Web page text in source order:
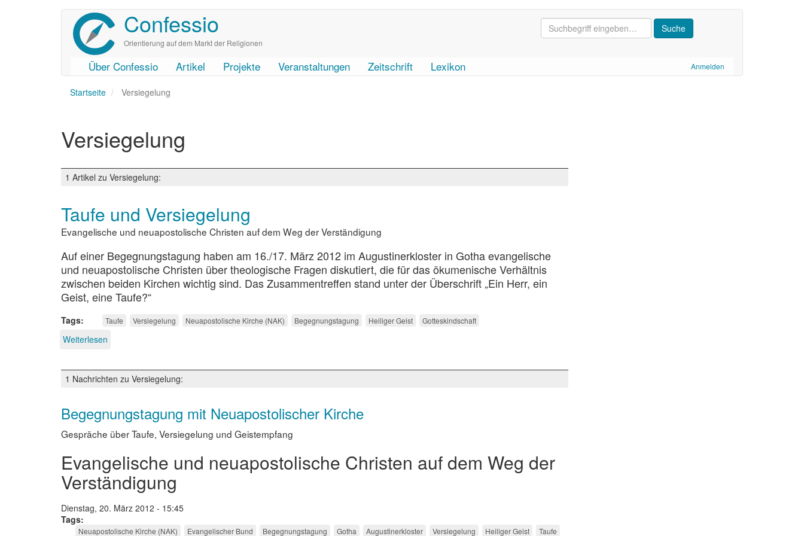
Confessio
Orientierung auf dem Markt der Religionen
User
account
Anmelden
Main
navigation
Über Confessio Artikel Projekte Veranstaltungen Zeitschrift Lexikon
Startseite Versiegelung
Versiegelung
1 Artikel zu Versiegelung:
Taufe und Versiegelung
Evangelische und neuapostolische Christen auf dem Weg der Verständigung
Auf einer Begegnungstagung haben am 16./17. März 2012 im Augustinerkloster in Gotha evangelische
und neuapostolische Christen über theologische Fragen diskutiert, die für das ökumenische Verhältnis
zwischen beiden Kirchen wichtig sind. Das Zusammentreffen stand unter der Überschrift „Ein Herr, ein
Geist, eine Taufe?“
Tags Taufe Versiegelung Neuapostolische Kirche (NAK) Begegnungstagung Heiliger Geist Gotteskindschaft
Weiterlesen
Versiegelung
1 Nachrichten zu Versiegelung:
Begegnungstagung mit Neuapostolischer Kirche
Gespräche über Taufe, Versiegelung und Geistempfang
Evangelische und neuapostolische Christen auf dem Weg der
Verständigung
Dienstag, 20. März 2012 - 15:45
Tags
Neuapostolische Kirche (NAK) Evangelischer Bund Begegnungstagung Gotha Augustinerkloster Versiegelung Heiliger Geist Taufe